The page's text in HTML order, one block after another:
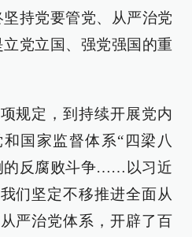
持党要管党、从严治党
党立国、强党强国的重
规定，到持续开展党内
国家监督体系“四梁八
的反腐败斗争……以习近
们坚定不移推进全面从
严治党体系，开辟了百